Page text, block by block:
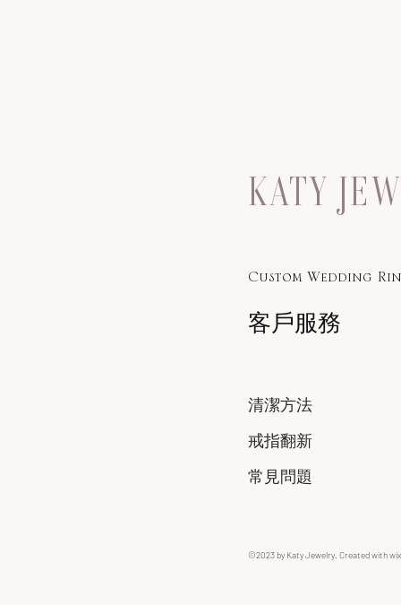
KATY
Custom Wedding
客戶服務
清潔方法
戒指翻新
常見問題
©2023 by Katy Jewelry. Created with